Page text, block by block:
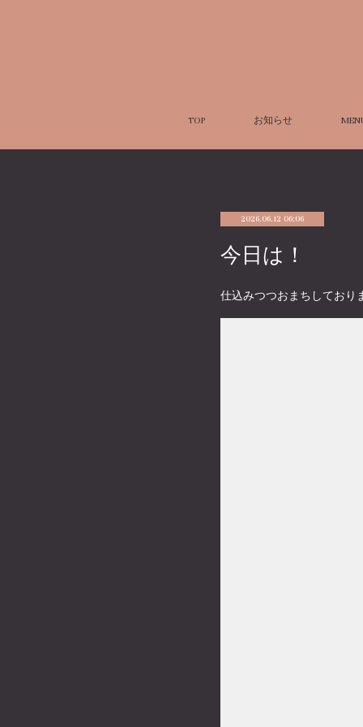
TOP お知らせ
2026.06.12 06:06
今日は！
仕込みつつおまちしており